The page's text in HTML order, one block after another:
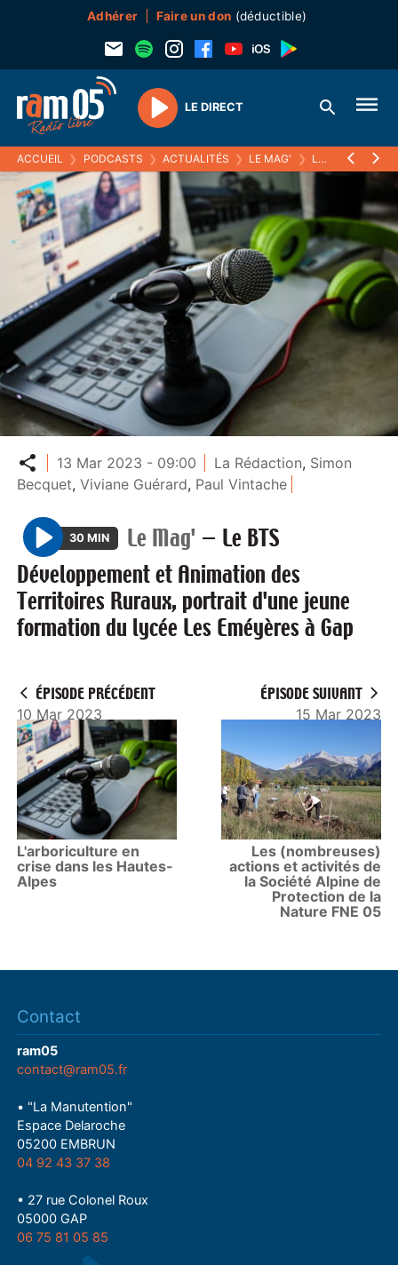
Adhérer Faire un don (déductible)
Play
LE DIRECT
ACCUEIL ❯ PODCASTS ❯ ACTUALITÉS ❯ LE MAG' ❯ LE BTS DÉVELOPPEMENT ET ANIMATION DES TERRITOIRES RURAUX, PORTRAIT D'UNE JEUNE FORMATION DU LYCÉE LES EMÉYÈRES À GAP
Partager
13 Mar 2023 - 09:00 La Rédaction, Simon
Becquet,Viviane Guérard, Paul Vintache
P
l
a
y
30 MIN Le Mag' — Le BTS
Développement et Animation des
Territoires Ruraux, portrait d'une jeune
formation du lycée Les Eméyères à Gap
ÉPISODE PRÉCÉDENT
10 Mar 2023
L'arboriculture en
crise dans les Hautes-
Alpes
ÉPISODE SUIVANT
15 Mar 2023
Les (nombreuses)
actions et activités de
la Société Alpine de
Protection de la
Nature FNE 05
Contact
ram05
contact@ram05.fr
• "La Manutention"
Espace Delaroche
05200 EMBRUN
04 92 43 37 38
• 27 rue Colonel Roux
05000 GAP
06 75 81 05 85